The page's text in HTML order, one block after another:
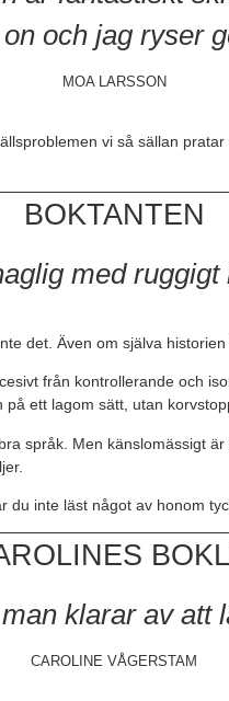
och jag ryser
MOA LARSSON
vi så sällan
BOKTANTEN
med ruggigt
det. Även om själva
från kontrollerande och
ett lagom sätt, utan
språk. Men känslomässigt
inte läst något av honom
klarar av att
CAROLINE VÅGERSTAM